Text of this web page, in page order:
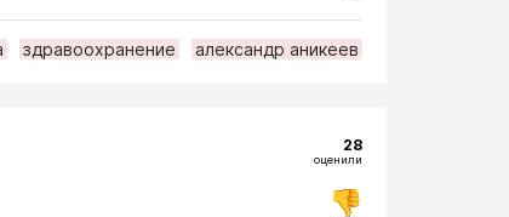
здравоохранение александр аникеев
28
оценили